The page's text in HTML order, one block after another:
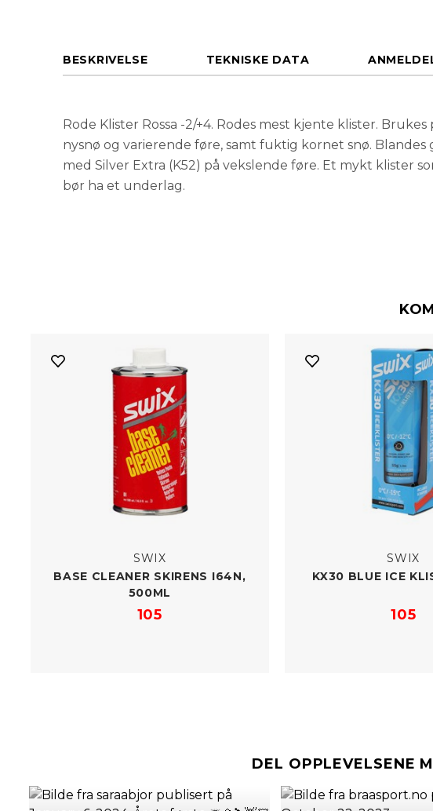
BESKRIVELSE TEKNISKE DATA
Rode Klister Rossa -2/+4. Rodes mest kjente klister. Brukes
nysnø og varierende føre, samt fuktig kornet snø. Blandes
med Silver Extra (K52) på vekslende føre. Et mykt klister
bør ha et underlag.
SWIX
BASE CLEANER SKIRENS I64N,
500ML
105
SWIX
KX30 BLUE ICE
105
DEL OPPLEVELSENE